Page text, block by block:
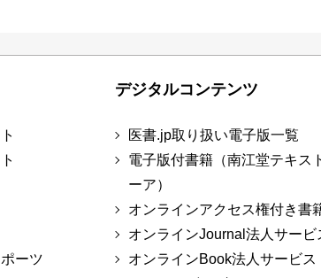
ーツ
デジタルコンテンツ
医書.jp取り扱い電子版一覧
電子版付書籍（南江堂テキス
ーア）
オンラインアクセス権付き書
オンラインJournal法人サービ
オンラインBook法人サービス